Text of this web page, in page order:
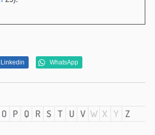
Linkedin WhatsApp
O P Q R S T U V W X Y Z